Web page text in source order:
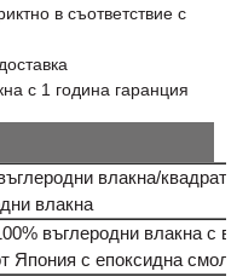
в съответствие с
с 1 година гаранция
влакна/
влакна
въглеродни влакна с
Япония с епоксидна